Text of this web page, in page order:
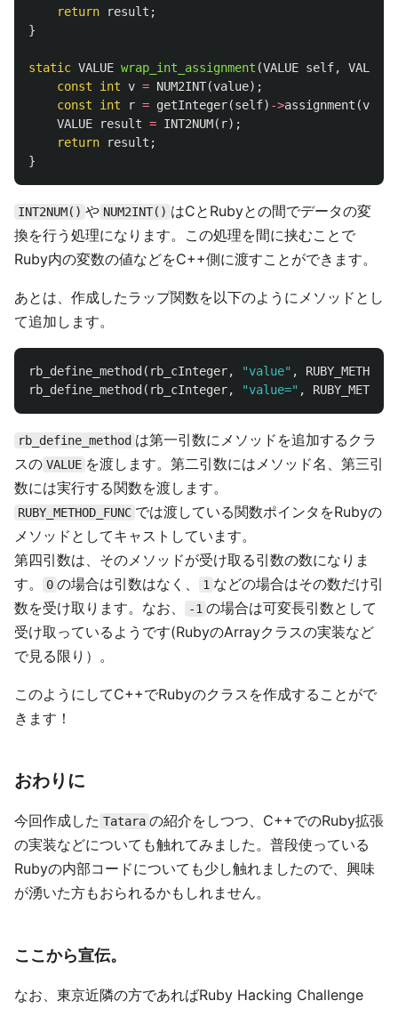
return result ;
}
static VALUE wrap_int_assignment (VALUE self, VALUE
const
int v = NUM2INT(value);
const
int r = getInteger(self) ->assignment (v
VALUE
result = INT2NUM( r);
return
result ;
}
INT2NUM() や NUM2INT() はCとRubyとの間でデータの変
換を行う処理になります。この処理を間に挟むことで
Ruby内の変数の値などをC++側に渡すことができます。
あとは、作成したラップ関数を以下のようにメソッドとし
て追加します。
rb_define_method ( rb_cInteger, "value" ,
rb_define_method ( rb_cInteger, "value=" ,
rb_define_method は第一引数にメソッドを追加するクラ
スの VALUE を渡します。第二引数にはメソッド名、第三引
数には実行する関数を渡します。
RUBY_METHOD_FUNC では渡している関数ポインタをRubyの
メソッドとしてキャストしています。
第四引数は、そのメソッドが受け取る引数の数になりま
す。
0 の場合は引数はなく、 1 などの場合はその数だけ引
数を受け取ります。なお、
-1 の場合は可変長引数として
受け取っているようです(RubyのArrayクラスの実装など
で見る限り）。
このようにしてC++でRubyのクラスを作成することがで
きます！
おわりに
今回作成した Tatara の紹介をしつつ、C++でのRuby拡張
の実装などについても触れてみました。普段使っている
Rubyの内部コードについても少し触れましたので、興味
が湧いた方もおられるかもしれません。
ここから宣伝。
なお、東京近隣の方であればRuby Hacking Challenge